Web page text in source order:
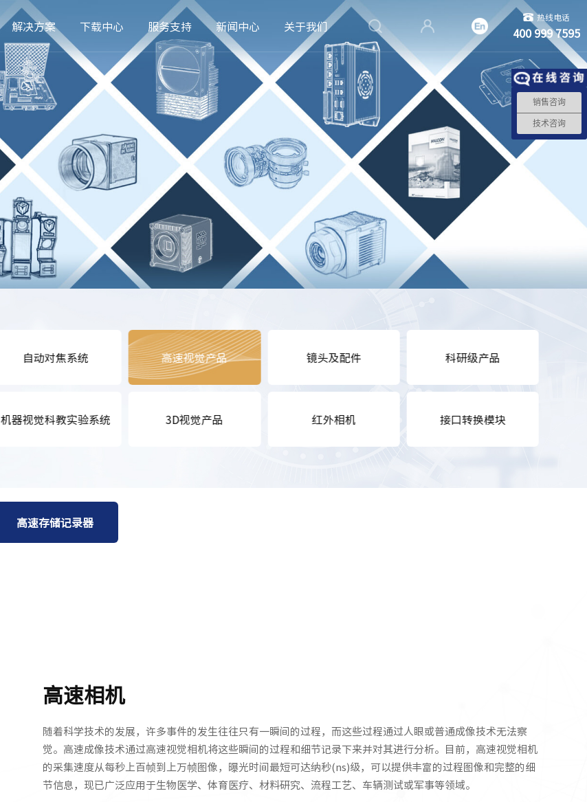
解决方案 下载中心 服务支持 新闻中心 关于我们
热线电话
400 999 7595
自动对焦系统
机器视觉科教实验系统
高速视觉产品
3D视觉产品
镜头及配件
红外相机
科研级产品
接口转换模块
高速存储记录器
高速相机
随着科学技术的发展，许多事件的发生往往只有一瞬间的过程，而这些过程通过人眼或普通成像技术无法察
觉。高速成像技术通过高速视觉相机将这些瞬间的过程和细节记录下来并对其进行分析。目前，高速视觉相机
的采集速度从每秒上百帧到上万帧图像，曝光时间最短可达纳秒(ns)级，可以提供丰富的过程图像和完整的细
节信息，现已广泛应用于生物医学、体育医疗、材料研究、流程工艺、车辆测试或军事等领域。
销售咨询
技术咨询